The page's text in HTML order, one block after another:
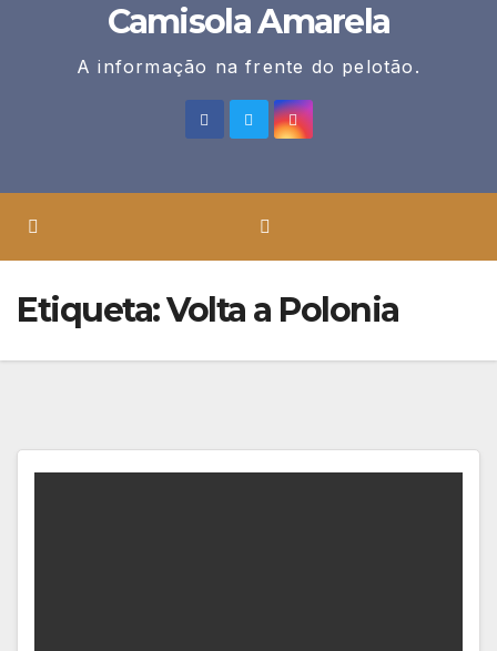
Camisola Amarela
A informação na frente do pelotão.
Etiqueta:Volta a Polonia